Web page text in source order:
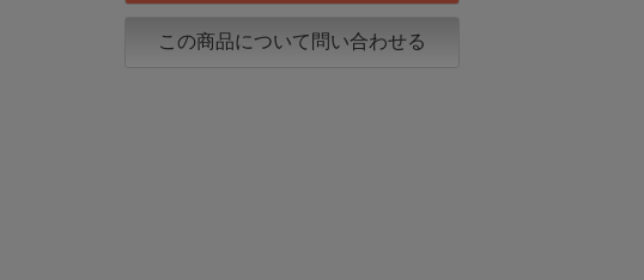
この商品について問い合わせる